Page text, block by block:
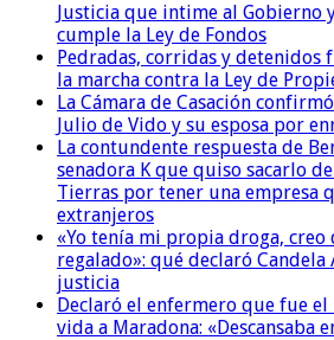
Justicia que intime al Gobierno
cumple la Ley de Fondos
Pedradas, corridas y detenidos
la marcha contra la Ley de
La Cámara de Casación
Julio de Vido y su esposa por
La contundente respuesta de
senadora K que quiso sacarlo
Tierras por tener una empresa
extranjeros
«Yo tenía mi propia droga, creo
regalado»: qué declaró Candela
justicia
Declaró el enfermero que fue
vida a Maradona: «Descansaba